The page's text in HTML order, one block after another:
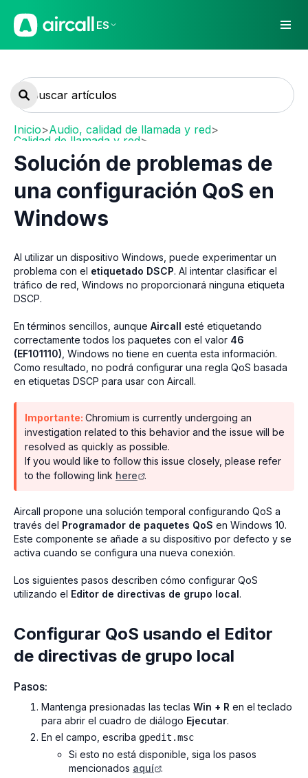
ES
Inicio>Audio, calidad de llamada y red>
Calidad de llamada y red>
Network requirements and recommendations
Solución de problemas de
una configuración QoS en
Windows
Al utilizar un dispositivo Windows, puede experimentar un
problema con el etiquetado DSCP. Al intentar clasificar el
tráfico de red, Windows no proporcionará ninguna etiqueta
DSCP.
En términos sencillos, aunque Aircall esté etiquetando
correctamente todos los paquetes con el valor 46
(EF101110) , Windows no tiene en cuenta esta información.
Como resultado, no podrá configurar una regla QoS basada
en etiquetas DSCP para usar con Aircall.
Importante: Chromium is currently undergoing an
investigation related to this behavior and the issue will be
resolved as quickly as possible.
If you would like to follow this issue closely, please refer
to the following link here .
Aircall propone una solución temporal configurando QoS a
través del Programador de paquetes QoS en Windows 10.
Este componente se añade a su dispositivo por defecto y se
activa cuando se configura una nueva conexión.
Los siguientes pasos describen cómo configurar QoS
utilizando el Editor de directivas de grupo local.
Configurar QoS usando el Editor
de directivas de grupo local
Pasos:
Mantenga presionadas las teclas Win + R en el teclado
para abrir el cuadro de diálogo Ejecutar.
En el campo, escriba gpedit.msc
Si esto no está disponible, siga los pasos
mencionados aquí .